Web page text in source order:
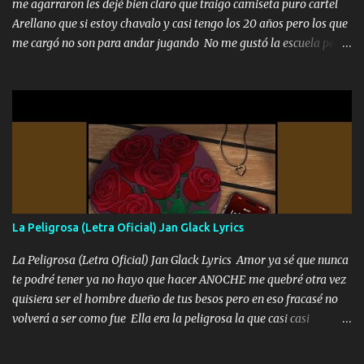
me agarraron les dejé bien claro que traigo camiseta puro cartel
Arellano que si estoy chavalo y casi tengo los 20 años pero los que
me cargó no son para andar jugando No me gustó la escuela pero
Yo Soy El De Las Pacas Sobrino Del Brazo Armad0 Con mi Glock
fajado y mi R terciado me van a ver allá por TJ para un licenciado
mando un abrazo andamos al cien Choritas también Música
Ando en la colonia bien acelerado traigo un M2 que nunca me ha
fallado para mi compadre mandó un fuerte abrazo también al
Especial sabe que lo apreciamos En los mejores antros me verán
tomando con mujeres hermosas y botellas destapando siempre
bien cuidado bien atrabancado y a los que me conocen ya saben de
lo que hablo Entre lob...
La Peligrosa (Letra Oficial) Jan Glack Lyrics
La Peligrosa (Letra Oficial) Jan Glack Lyrics Amor ya sé que nunca
te podré tener ya no hayo que hacer ANOCHE me quebré otra vez
quisiera ser el hombre dueño de tus besos pero en eso fracasé no
volverá a ser como fue Ella era la peligrosa la que casi casi